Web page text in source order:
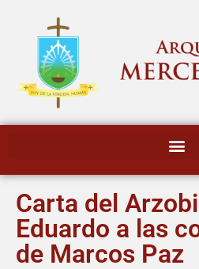
Carta del
Eduardo a las
de Marcos Paz